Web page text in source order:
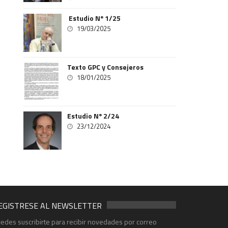
Estudio Nº 1/25
19/03/2025
Texto GPC y Consejeros
18/01/2025
Estudio Nº 2/24
23/12/2024
AL NEWSLETTER
suscribirte para recibir novedades por correo